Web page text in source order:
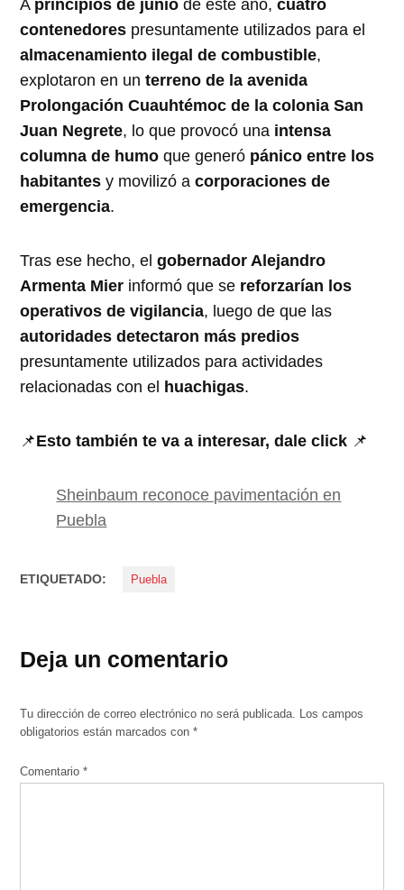
A principios de junio de este año,cuatro
contenedores presuntamente utilizados para el
almacenamiento ilegal de combustible,
explotaron en unterreno de la avenida
Prolongación Cuauhtémoc de la colonia San
Juan Negrete, lo que provocó una intensa
columna de humo que generó pánico entre los
habitantes y movilizó acorporaciones de
emergencia.
Tras ese hecho, elgobernador Alejandro
Armenta Mier informó que se reforzarían los
operativos de vigilancia, luego de que las
autoridades detectaron más predios
presuntamente utilizados para actividades
relacionadas con el huachigas.
📌Esto también te va a interesar, dale click 📌
Sheinbaum reconoce pavimentación en
Puebla
ETIQUETADO: Puebla
Deja un comentario
Tu dirección de correo electrónico no será publicada. Los campos
obligatorios están marcados con*
Comentario*